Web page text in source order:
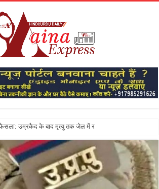
फैसला: उम्रकैद के बाद मृत्यु तक जेल में रखने की सजा संविधान के